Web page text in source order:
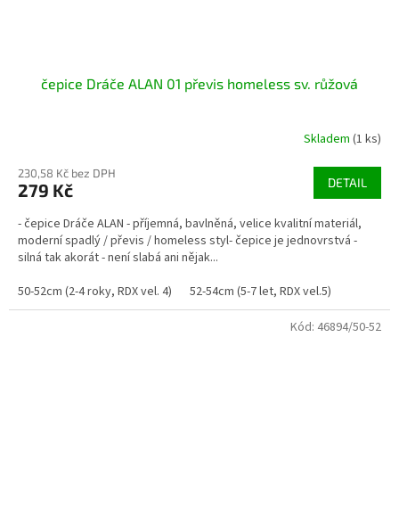
čepice Dráče ALAN 01 převis homeless sv. růžová
Skladem (1 ks)
230,58 Kč bez DPH
279 Kč DETAIL
- čepice Dráče ALAN - příjemná, bavlněná, velice kvalitní materiál,
moderní spadlý / převis / homeless styl- čepice je jednovrstvá -
silná tak akorát - není slabá ani nějak...
50-52cm (2-4 roky, RDX vel. 4)
52-54cm (5-7 let, RDX vel.5)
Kód: 46894/50-52